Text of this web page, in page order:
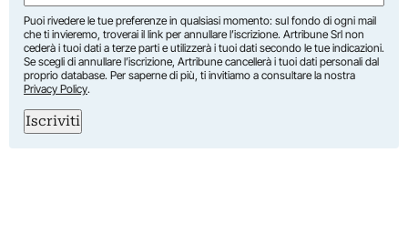
Puoi rivedere le tue preferenze in qualsiasi momento: sul fondo di ogni mail
che ti invieremo, troverai il link per annullare l’iscrizione. Artribune Srl non
cederà i tuoi dati a terze parti e utilizzerà i tuoi dati secondo le tue indicazioni.
Se scegli di annullare l’iscrizione, Artribune cancellerà i tuoi dati personali dal
proprio database. Per saperne di più, ti invitiamo a consultare la nostra
Privacy Policy.
Iscriviti